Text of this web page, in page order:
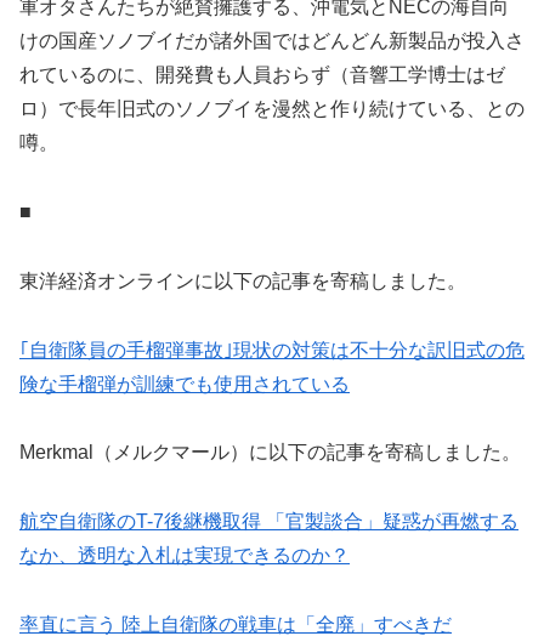
軍オタさんたちが絶賛擁護する、沖電気とNECの海自向
けの国産ソノブイだが諸外国ではどんどん新製品が投入さ
れているのに、開発費も人員おらず（音響工学博士はゼ
ロ）で長年旧式のソノブイを漫然と作り続けている、との
噂。
■
東洋経済オンラインに以下の記事を寄稿しました。
｢自衛隊員の手榴弾事故｣現状の対策は不十分な訳旧式の危
険な手榴弾が訓練でも使用されている
Merkmal（メルクマール）に以下の記事を寄稿しました。
航空自衛隊のT-7後継機取得 「官製談合」疑惑が再燃する
なか、透明な入札は実現できるのか？
率直に言う 陸上自衛隊の戦車は「全廃」すべきだ